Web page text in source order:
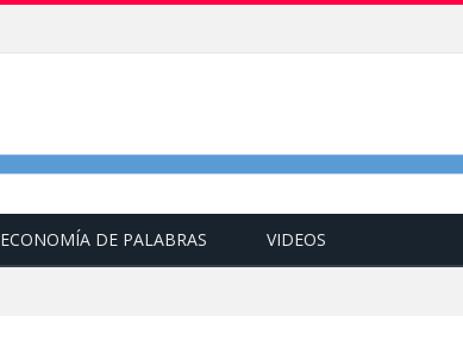
ECONOMÍA DE PALABRAS VIDEOS